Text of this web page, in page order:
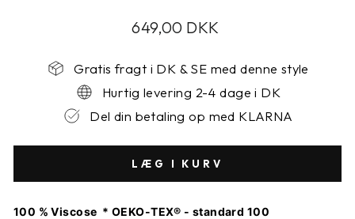
649,00 DKK
Gratis fragt i DK & SE med denne style
Hurtig levering 2-4 dage i DK
Del din betaling op med KLARNA
LÆG I KURV
100 % Viscose * OEKO-TEX® - standard 100